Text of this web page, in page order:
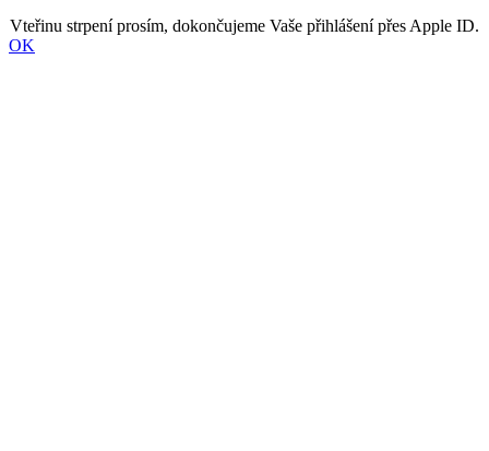
Vteřinu strpení prosím, dokončujeme Vaše přihlášení přes Apple ID.
OK